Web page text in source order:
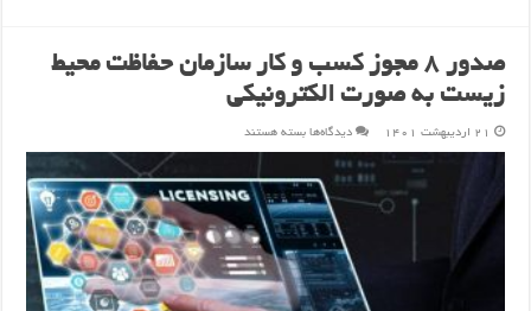
صدور ۸ مجوز کسب و کار سازمان حفاظت محیط
زیست به صورت الکترونیکی
۲۱ اردیبهشت ۱۴۰۱ دیدگاه‌هابرای
کسب
و
کار
سازمان
حفاظت
محیط
زیست
به
صورت
الکترونیکی
بسته هستند